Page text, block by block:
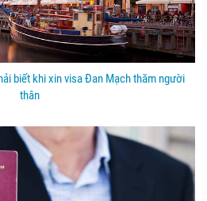
biết khi xin visa Đan Mạch thăm người
thân